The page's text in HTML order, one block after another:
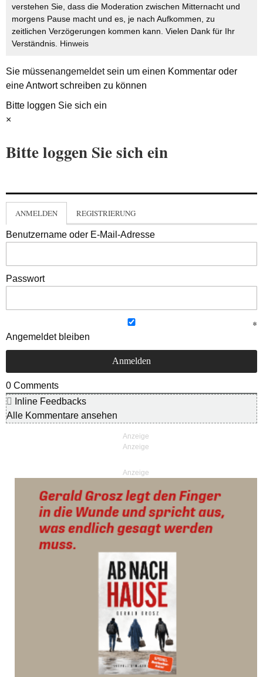
verstehen Sie, dass die Moderation zwischen Mitternacht und
morgens Pause macht und es, je nach Aufkommen, zu
zeitlichen Verzögerungen kommen kann. Vielen Dank für Ihr
Verständnis. Hinweis
Sie müssenangemeldetsein um einen Kommentar oder
eine Antwort schreiben zu können
Bitte loggen Sie sich ein
×
Bitte loggen Sie sich ein
ANMELDEN REGISTRIERUNG
Benutzername oder E-Mail-Adresse
Passwort
Angemeldet bleiben
0 Comments
Inline Feedbacks
Alle Kommentare ansehen
Anzeige